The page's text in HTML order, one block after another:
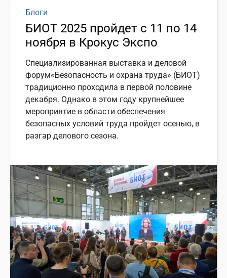
Блоги
БИОТ 2025 пройдет с 11 по 14
ноября в Крокус Экспо
Специализированная выставка и деловой
форум«Безопасность и охрана труда» (БИОТ)
традиционно проходила в первой половине
декабря. Однако в этом году крупнейшее
мероприятие в области обеспечения
безопасных условий труда пройдет осенью, в
разгар делового сезона.